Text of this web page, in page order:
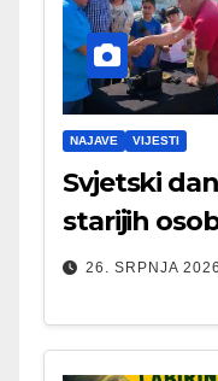
NAJAVE VIJESTI
Svjetski
starijih
26. SRPNJA